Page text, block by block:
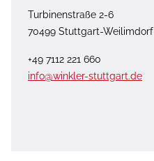
Turbinenstraße 2-6
70499 Stuttgart-Weilimdorf
+49 7112 221 660
info@winkler-stuttgart.de